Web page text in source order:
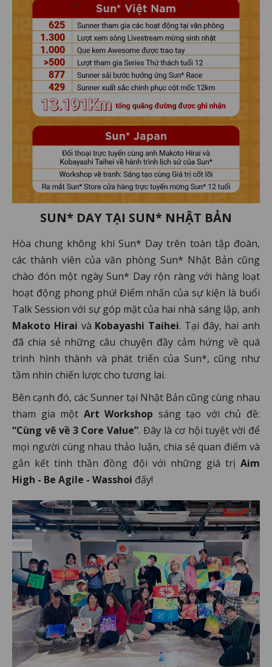
SUN* DAY TẠI SUN* NHẬT BẢN
Hòa chung không khí Sun* Day trên toàn tập đoàn,
các thành viên của văn phòng Sun* Nhật Bản cũng
chào đón một ngày Sun* Day rộn ràng với hàng loạt
hoạt động phong phú! Điểm nhấn của sự kiện là buổi
Talk Session với sự góp mặt của hai nhà sáng lập, anh
Makoto Hirai và Kobayashi Taihei. Tại đây, hai anh
đã chia sẻ những câu chuyện đầy cảm hứng về quá
trình hình thành và phát triển của Sun*, cũng như
tầm nhìn chiến lược cho tương lai.
Bên cạnh đó, các Sunner tại Nhật Bản cũng cùng nhau
tham gia một Art Workshop sáng tạo với chủ đề:
“Cùng vẽ về 3 Core Value”. Đây là cơ hội tuyệt vời để
mọi người cùng nhau thảo luận, chia sẻ quan điểm và
gắn kết tinh thần đồng đội với những giá trị Aim
High - Be Agile - Wasshoi đấy!